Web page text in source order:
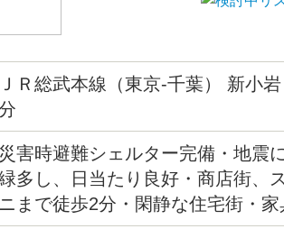
ＪＲ総武本線（東京-千葉） 新小
災害時避難シェルター完備・地震
多し、日当たり良好・商店街、
ニまで徒歩2分・閑静な住宅街・
主体のアパート・2015年全面リ